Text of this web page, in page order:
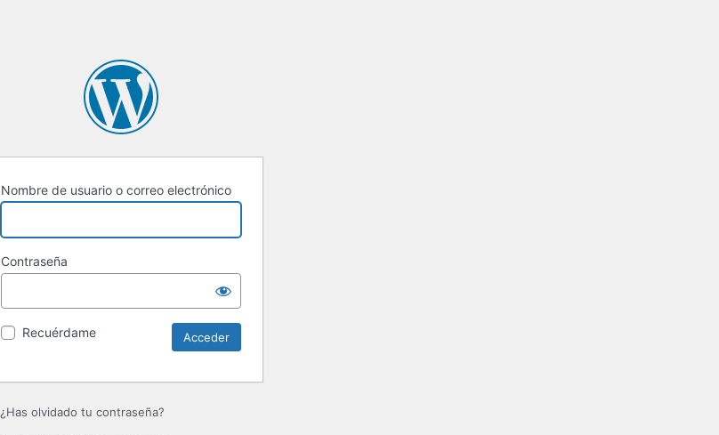
Nombre de usuario o correo electrónico
Contraseña
Recuérdame
¿Has olvidado tu contraseña?